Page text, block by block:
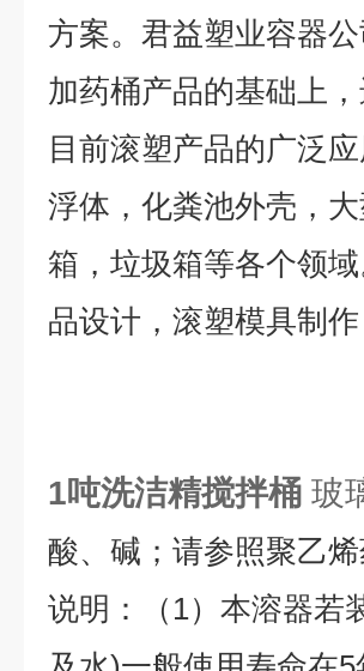
方案。君益塑业容器
加药桶产品的基础上
目前滚塑产品的广泛
浮体，化粪池外壳，
箱，垃圾箱等各个领
品设计，滚塑模具制
1吨洗洁精搅拌桶 玻
酸、碱；请参照聚乙
说明：（1）本溶器若